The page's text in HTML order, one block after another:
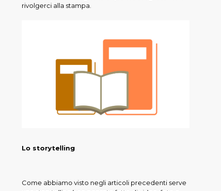
rivolgerci alla stampa.
Lo storytelling
Come abbiamo visto negli articoli precedenti serve